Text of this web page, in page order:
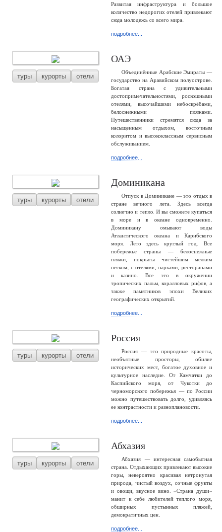
Развитая инфраструктура и большое
количество недорогих отелей привлекают
сюда молодежь со всего мира.
подробнее...
туры курорты отели
ОАЭ
Объединённые Арабские Эмираты —
государство на Аравийском полуострове.
Богатая страна с удивительными
достопримечательностями, роскошными
отелями, высочайшими небоскрёбами,
белоснежными пляжами.
Путешественники стремятся сюда за
насыщенным отдыхом, восточным
колоритом и высококлассным сервисным
обслуживанием.
подробнее...
туры курорты отели
Доминикана
Отпуск в Доминикане — это отдых в
стране вечного лета. Здесь всегда
солнечно и тепло. И вы сможете купаться
в море и в океане одновременно.
Доминикану омывают воды
Атлантического океана и Карибского
моря. Лето здесь круглый год. Все
побережье страны — белоснежные
пляжи, покрыты чистейшим мелким
песком, с отелями, парками, ресторанами
и казино. Все это в окружении
тропических пальм, коралловых рифов, а
также памятников эпохи Великих
географических открытий.
подробнее...
туры курорты отели
Россия
Россия — это природные красоты,
необъятные просторы, обилие
исторических мест, богатое духовное и
культурное наследие. От Камчатки до
Каспийского моря, от Чукотки до
черноморского побережья — по России
можно путешествовать долго, удивляясь
ее контрастности и разноплановости.
подробнее...
туры курорты отели
Абхазия
Абхазия — интересная самобытная
страна. Отдыхающих привлекают высокие
горы, невероятно красивая нетронутая
природа, чистый воздух, сочные фрукты
и овощи, вкусное вино. «Страна души»
манит к себе любителей теплого моря,
обширных пустынных пляжей,
демократичных цен.
подробнее...